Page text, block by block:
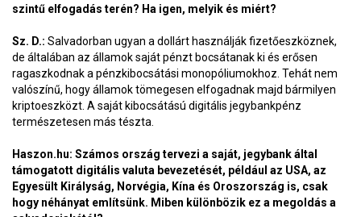
szintű elfogadás terén? Ha igen, melyik és miért?
Sz. D.: Salvadorban ugyan a dollárt használják fizetőeszköznek,
de általában az államok saját pénzt bocsátanak ki és erősen
ragaszkodnak a pénzkibocsátási monopóliumokhoz. Tehát nem
valószínű, hogy államok tömegesen elfogadnak majd bármilyen
kriptoeszközt. A saját kibocsátású digitális jegybankpénz
természetesen más tészta.
Haszon.hu: Számos ország tervezi a saját, jegybank által
támogatott digitális valuta bevezetését, például az USA, az
Egyesült Királyság, Norvégia, Kína és Oroszország is, csak
hogy néhányat említsünk. Miben különbözik ez a megoldás a